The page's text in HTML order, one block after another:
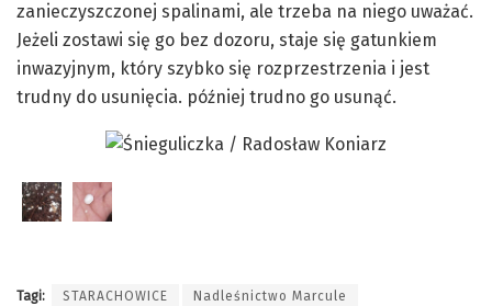
zanieczyszczonej spalinami, ale trzeba na niego uważać.
Jeżeli zostawi się go bez dozoru, staje się gatunkiem
inwazyjnym, który szybko się rozprzestrzenia i jest
trudny do usunięcia. później trudno go usunąć.
Tagi: STARACHOWICE Nadleśnictwo Marcule